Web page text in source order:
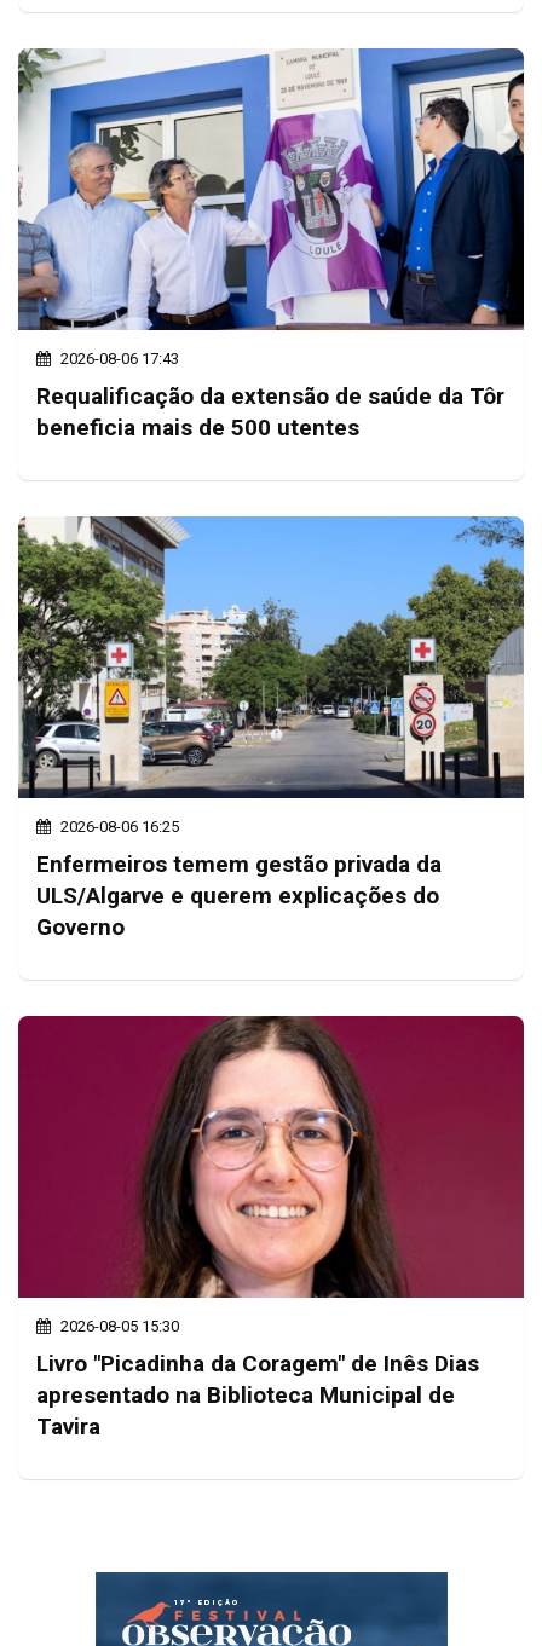
2026-08-06 17:43
Requalificação da extensão de saúde da Tôr
beneficia mais de 500 utentes
2026-08-06 16:25
Enfermeiros temem gestão privada da
ULS/Algarve e querem explicações do
Governo
2026-08-05 15:30
Livro "Picadinha da Coragem" de Inês Dias
apresentado na Biblioteca Municipal de
Tavira